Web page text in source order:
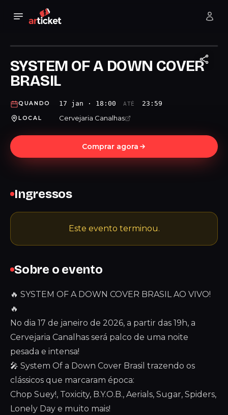
SYSTEM OF A DOWN COVER
BRASIL
QUANDO 17 jan · 18:00 ATÉ 23:59
LOCAL Cervejaria Canalhas
Comprar agora
Sobre o evento
🔥 SYSTEM OF A DOWN COVER BRASIL AO VIVO!
🔥
No dia 17 de janeiro de 2026, a partir das 19h, a
Cervejaria Canalhas será palco de uma noite
pesada e intensa!
🎤 System Of a Down Cover Brasil trazendo os
clássicos que marcaram época:
Chop Suey!, Toxicity, B.Y.O.B., Aerials, Sugar, Spiders,
Lonely Day e muito mais!
Ingressos
Este evento terminou.